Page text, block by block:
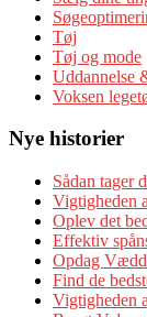
Tøj
Tøj og mode
Uddannelse
Voksen
Nye historier
Sådan tager
Vigtigheden
Oplev det
Effektiv
Opdag
Find de
Vigtigheden